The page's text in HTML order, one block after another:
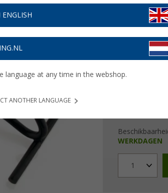
€
Verzeker tot
WERKDAGEN
1
language at any time in the webshop.
ANOTHER LANGUAGE